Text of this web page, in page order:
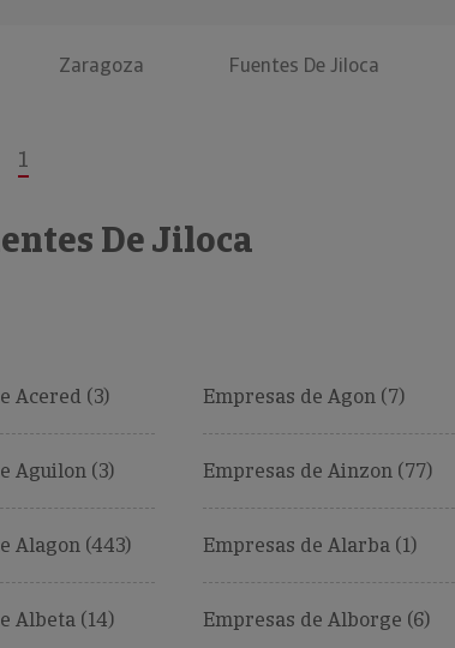
Zaragoza Fuentes De Jiloca
1
De Jiloca
Acered (3) Empresas de Agon (7)
Aguilon (3) Empresas de Ainzon (77)
Alagon (443) Empresas de Alarba (1)
Albeta (14) Empresas de Alborge (6)